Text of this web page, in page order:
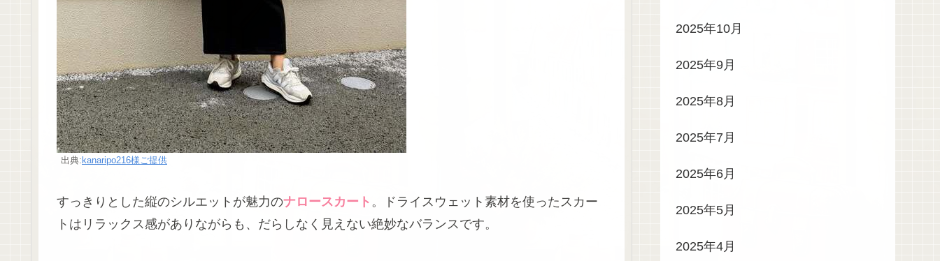
出典: kanaripo216様ご提供
すっきりとした縦のシルエットが魅力のナロースカート 。ドライスウェット素材を使ったスカー
トはリラックス感がありながらも、だらしなく見えない絶妙なバランスです。
2025年10月
2025年9月
2025年8月
2025年7月
2025年6月
2025年5月
2025年4月